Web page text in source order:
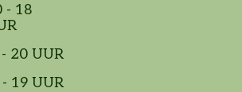
- 18
20 UUR
19 UUR